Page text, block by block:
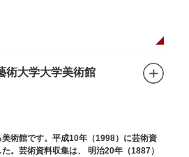
術大学大学美術館
術館です。平成10年（1998）に芸術資
。芸術資料収集は、 明治20年（1887）